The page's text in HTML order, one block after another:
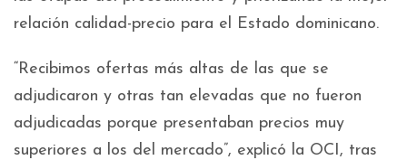
relación calidad-precio para el Estado dominicano.
“Recibimos ofertas más altas de las que se
adjudicaron y otras tan elevadas que no fueron
adjudicadas porque presentaban precios muy
superiores a los del mercado”, explicó la OCI, tras